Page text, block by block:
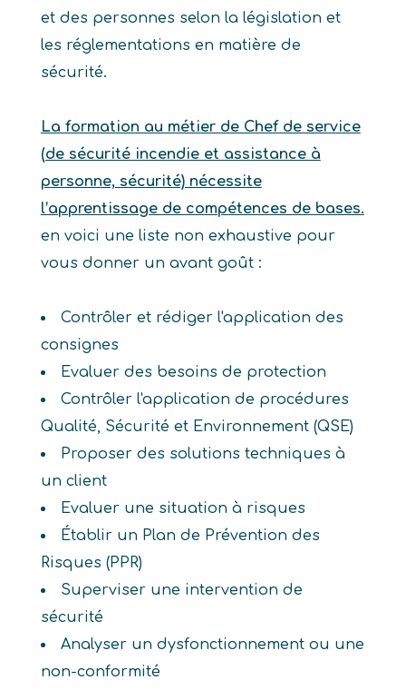
et des personnes selon la législation et
les réglementations en matière de
sécurité.
La formation au métier de Chef de service
(de sécurité incendie et assistance à
personne, sécurité) nécessite
l’apprentissage de compétences de bases.
en voici une liste non exhaustive pour
vous donner un avant goût :
Contrôler et rédiger l'application des
consignes
Evaluer des besoins de protection
Contrôler l'application de procédures
Qualité, Sécurité et Environnement (QSE)
Proposer des solutions techniques à
un client
Evaluer une situation à risques
Établir un Plan de Prévention des
Risques (PPR)
Superviser une intervention de
sécurité
Analyser un dysfonctionnement ou une
non-conformité